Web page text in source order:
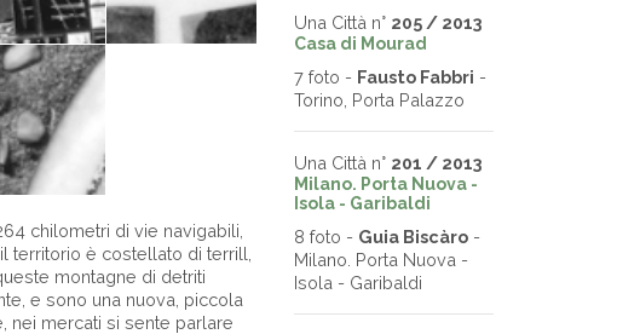
chilometri di vie navigabili,
territorio è costellato di terrill,
montagne di detriti
e sono una nuova, piccola
nei mercati si sente parlare
Una Città n° 205 / 2013
Casa di Mourad
7 foto - Fausto Fabbri -
Torino, Porta Palazzo
Una Città n° 201 / 2013
Milano. Porta Nuova -
Isola - Garibaldi
8 foto - Guia Biscàro -
Milano. Porta Nuova -
Isola - Garibaldi